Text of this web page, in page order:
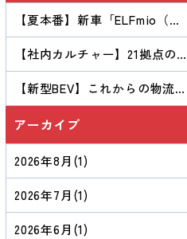
【夏本番】新車「ELFmio（エ
ルフミオ）」始動＆「CONNE
CT Tシャツ」完成！Ｂ・Ｉの
「夏」が始まりました！
【社内カルチャー】21拠点の
学びの場「タメトーーク」を
ご紹介！
【新型BEV】これからの物流業
界を支える１台！話題の『ELF
mio（エルフミオ）』が納車と
なりました。
アーカイブ
2026年8月 (1)
2026年7月 (1)
2026年6月 (1)